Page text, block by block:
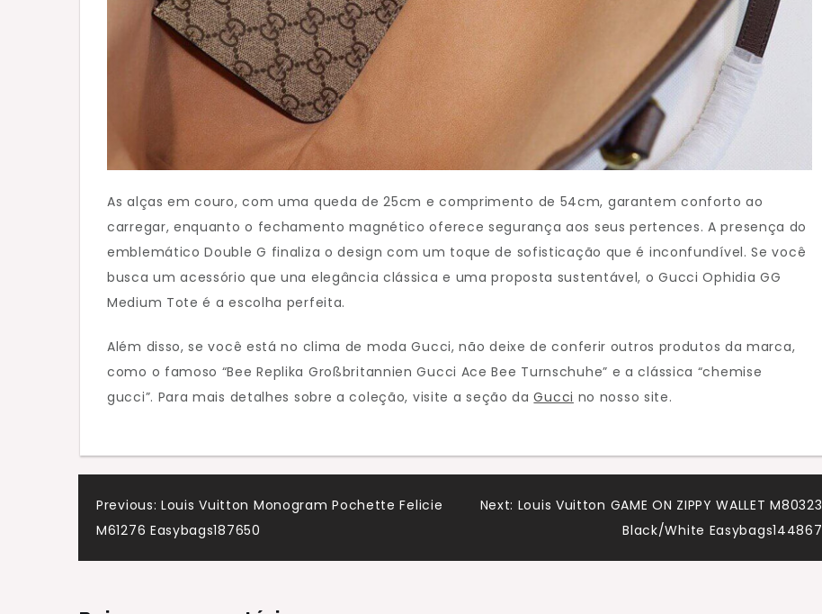
As alças em couro, com uma queda de 25cm e comprimento de 54cm, garantem conforto ao
carregar, enquanto o fechamento magnético oferece segurança aos seus pertences. A presença do
emblemático Double G finaliza o design com um toque de sofisticação que é inconfundível. Se você
busca um acessório que una elegância clássica e uma proposta sustentável, o Gucci Ophidia GG
Medium Tote é a escolha perfeita.
Além disso, se você está no clima de moda Gucci, não deixe de conferir outros produtos da marca,
como o famoso “Bee Replika Großbritannien Gucci Ace Bee Turnschuhe” e a clássica “chemise
gucci”. Para mais detalhes sobre a coleção, visite a seção daGucci no nosso site.
Navegação
de
artigos
Previous: Louis Vuitton Monogram Pochette Felicie
M61276 Easybags187650
Next: Louis Vuitton GAME ON ZIPPY WALLET M80323
Black/White Easybags144867